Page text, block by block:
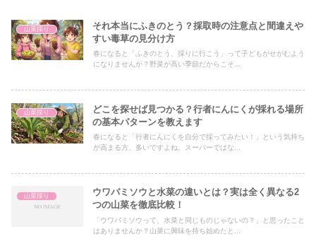
山菜採り
それ本当にふきのとう？採取時の注意点と間違えや
すい毒草の見分け方
春になると「ふきのとう、採りに行こう」って子どもがせがむよう
になりませんか？野菜が高い季節だからこそ...
山菜採り
どこを探せば見つかる？行者にんにくが採れる場所
の基本パターンを教えます
春になると「行者にんにくを自分で採ってみたい！」という気持ち
が高まる方、多いですよね。スーパーではな...
山菜採り
ウワバミソウと水菜の違いとは？実は全く異なる2
つの山菜を徹底比較！
「ウワバミソウって、水菜と同じものじゃないの？」と思ったこと
はありませんか？山菜に興味を持ち始めたと...